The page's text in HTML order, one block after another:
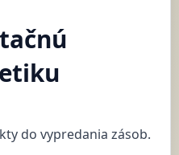
do vypredania zásob.